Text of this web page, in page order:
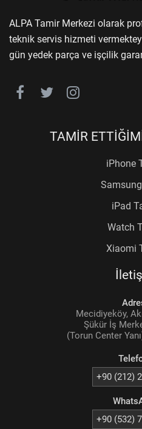
ALPA Tamir Merkezi olarak
teknik servis hizmeti
gün yedek parça ve işçilik
TAMİR
iPhone
iPad
Watch
Xiaomi
Mecidiyeköy,
Şükür İş
(Torun Center
+90 (212)
+90 (532)